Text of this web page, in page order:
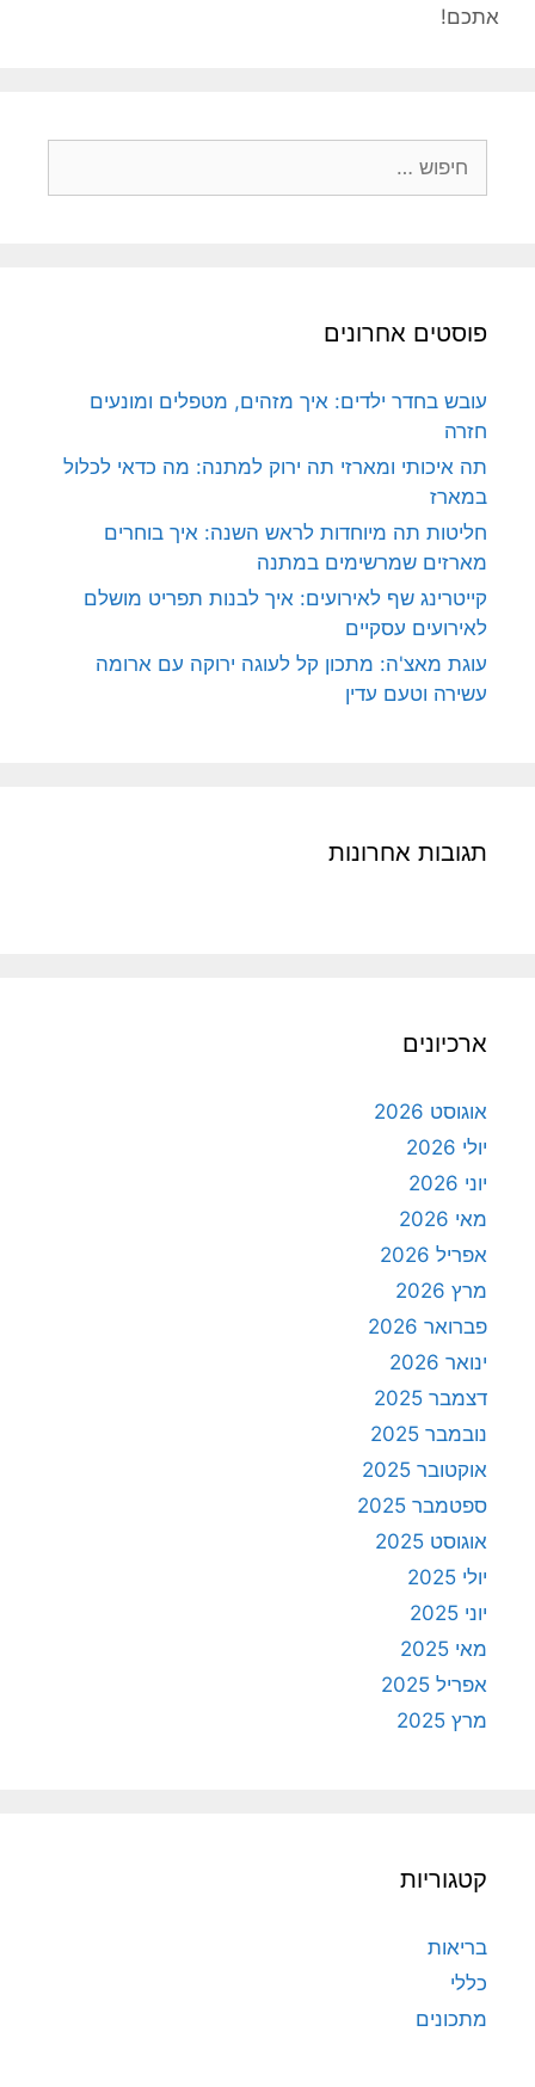
אתכם!
פוסטים אחרונים
עובש בחדר ילדים: איך מזהים, מטפלים ומונעים
חזרה
תה איכותי ומארזי תה ירוק למתנה: מה כדאי לכלול
במארז
חליטות תה מיוחדות לראש השנה: איך בוחרים
מארזים שמרשימים במתנה
קייטרינג שף לאירועים: איך לבנות תפריט מושלם
לאירועים עסקיים
עוגת מאצ'ה: מתכון קל לעוגה ירוקה עם ארומה
עשירה וטעם עדין
תגובות אחרונות
ארכיונים
אוגוסט 2026
יולי 2026
יוני 2026
מאי 2026
אפריל 2026
מרץ 2026
פברואר 2026
ינואר 2026
דצמבר 2025
נובמבר 2025
אוקטובר 2025
ספטמבר 2025
אוגוסט 2025
יולי 2025
יוני 2025
מאי 2025
אפריל 2025
מרץ 2025
קטגוריות
בריאות
כללי
מתכונים